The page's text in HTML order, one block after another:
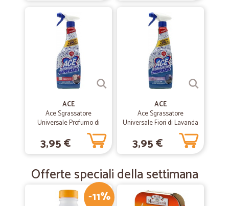
ACE
Ace Sgrassatore
Universale Profumo di
Marsiglia Senza
Candeggina 600 ml
3,95 €
ACE
Ace Sgrassatore
Universale Fiori di Lavanda
Senza Candeggina 600 ml
3,95 €
Offerte speciali della settimana
-11%